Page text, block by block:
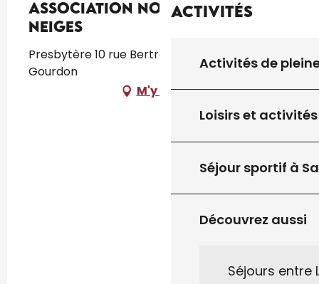
Activités
Activités de
Loisirs et activités
Séjour sportif à
Découvrez aussi
Séjours entre
Association Notre Dame des
Neiges
Presbytère 10 rue Bertrand de Gourdon, 46300
Gourdon
M'y rendre